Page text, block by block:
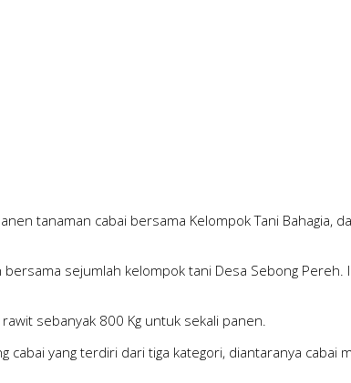
tanaman cabai bersama Kelompok Tani Bahagia,
sejumlah kelompok tani Desa Sebong
sebanyak 800 Kg untuk sekali panen.
yang terdiri dari tiga kategori, diantaranya cabai